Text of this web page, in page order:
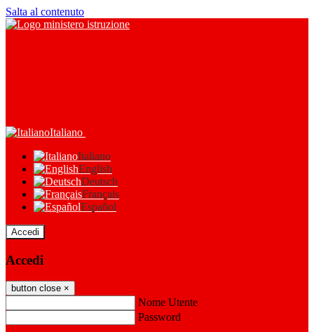
Salta al contenuto
Italiano
Italiano
English
Deutsch
Français
Español
Accedi
Accedi
button close ×
Nome Utente
Password